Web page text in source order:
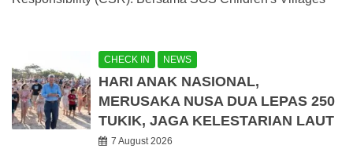
CHECK IN NEWS
HARI ANAK NASIONAL,
MERUSAKA NUSA DUA LEPAS 250
TUKIK, JAGA KELESTARIAN LAUT
7 August 2026